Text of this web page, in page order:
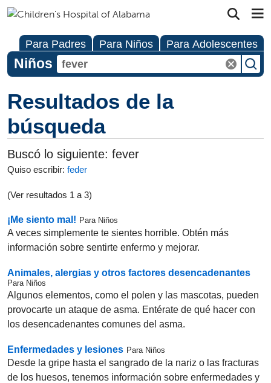
Para Padres Para Niños Para Adolescentes
Niños
Resultados de la
búsqueda
Buscó lo siguiente: fever
Quiso escribir: feder
(Ver resultados 1 a 3)
¡Me siento mal! Para Niños
A veces simplemente te sientes horrible. Obtén más
información sobre sentirte enfermo y mejorar.
Animales, alergias y otros factores desencadenantes
Para Niños
Algunos elementos, como el polen y las mascotas, pueden
provocarte un ataque de asma. Entérate de qué hacer con
los desencadenantes comunes del asma.
Enfermedades y lesiones Para Niños
Desde la gripe hasta el sangrado de la nariz o las fracturas
de los huesos, tenemos información sobre enfermedades y